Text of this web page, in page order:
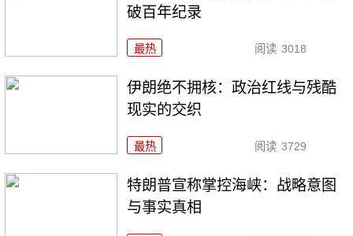
破百年纪录
最热 阅读 3018
伊朗绝不拥核：政治红线与残酷
现实的交织
最热 阅读 3729
特朗普宣称掌控海峡：战略意图
与事实真相